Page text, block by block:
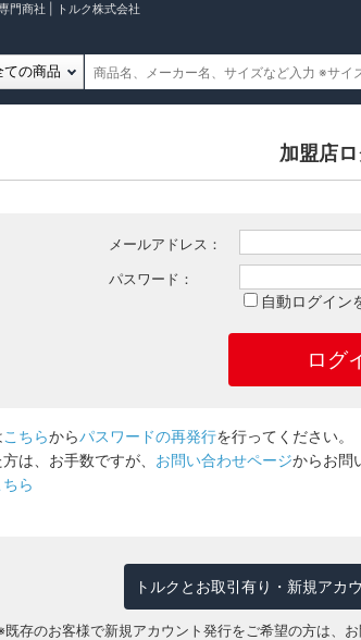
門商社 | トルク株式会社
加盟店
メールアドレス：
パスワード：
自動ログイン
こちらからパスワードの再発行を行ってください。
は、お手数ですが、 お問い合わせページからお問
ちら
トルクとお取引有り・新規アカ
既存のお客様で新規アカウント発行をご希望の方は、